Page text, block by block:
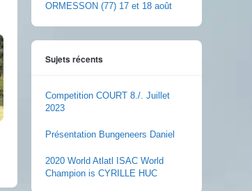
ORMESSON (77) 17 et 18 août
Sujets récents
Competition COURT 8./. Juillet
2023
Présentation Bungeneers Daniel
2020 World Atlatl ISAC World
Champion is CYRILLE HUC